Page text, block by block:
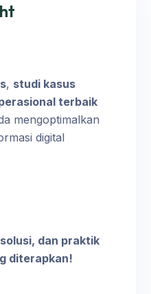
, studi kasus
terbaik
mengoptimalkan
digital
dan praktik
diterapkan!